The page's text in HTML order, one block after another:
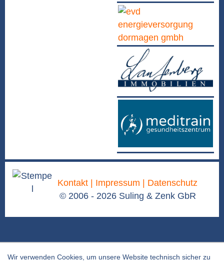
Wir verwenden Cookies, um unsere Website technisch sicher zu
Kontakt | Impressum | Datenschutz
© 2006 - 2026 Suling & Zenk GbR